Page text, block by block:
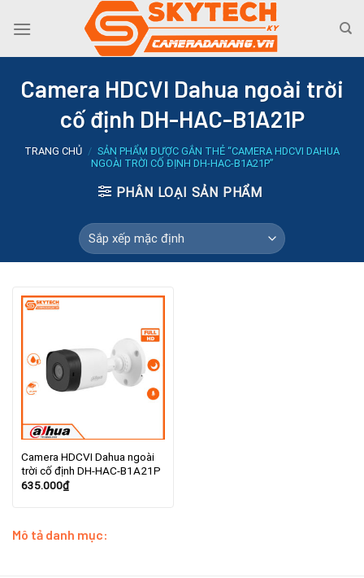
Camera HDCVI Dahua ngoài trời
cố định DH-HAC-B1A21P
TRANG CHỦ / SẢN PHẨM ĐƯỢC GẮN THẺ “CAMERA HDCVI DAHUA
NGOÀI TRỜI CỐ ĐỊNH DH-HAC-B1A21P”
PHÂN LOẠI SẢN PHẨM
Camera HDCVI Dahua ngoài
trời cố định DH-HAC-B1A21P
635.000₫
Mô tả danh mục: